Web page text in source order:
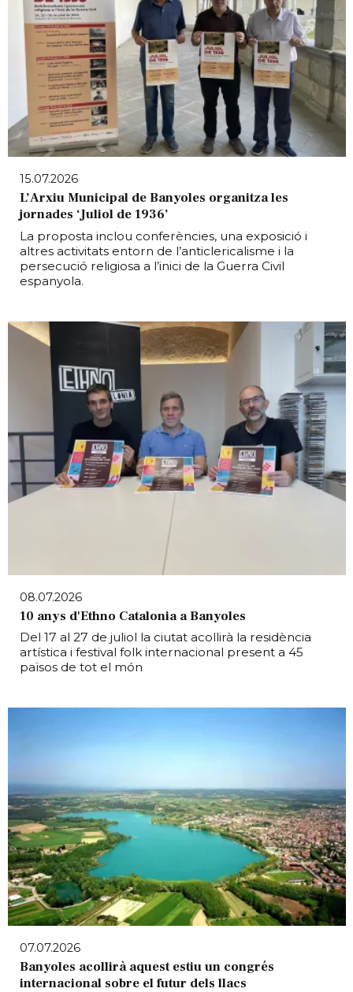
15.07.2026
L’Arxiu Municipal de Banyoles organitza les
jornades ‘Juliol de 1936’
La proposta inclou conferències, una exposició i
altres activitats entorn de l’anticlericalisme i la
persecució religiosa a l’inici de la Guerra Civil
espanyola.
08.07.2026
10 anys d'Ethno Catalonia a Banyoles
Del 17 al 27 de juliol la ciutat acollirà la residència
artística i festival folk internacional present a 45
països de tot el món
07.07.2026
Banyoles acollirà aquest estiu un congrés
internacional sobre el futur dels llacs